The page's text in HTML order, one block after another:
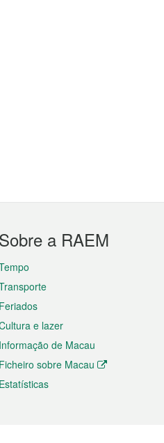
Sobre a RAEM
Feriados
e lazer
Informação de Macau
Ficheiro sobre Macau
Estatísticas